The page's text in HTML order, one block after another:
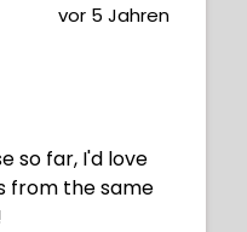
vor 5 Jahren
so far, I'd love
from the same